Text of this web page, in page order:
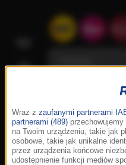
Wraz z zaufanymi partnerami
partnerami (489)
na Twoim urządzeniu, takie jak
osobowe, takie jak unikalne
przez urządzenia końcowe
udostępnienie funkcji mediów